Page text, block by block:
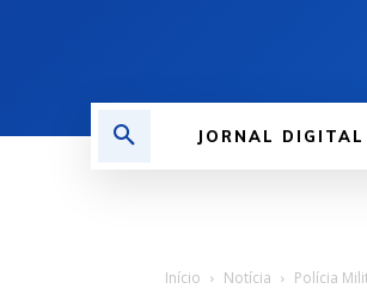
JORNAL DIGITAL
Início Notícia Polícia